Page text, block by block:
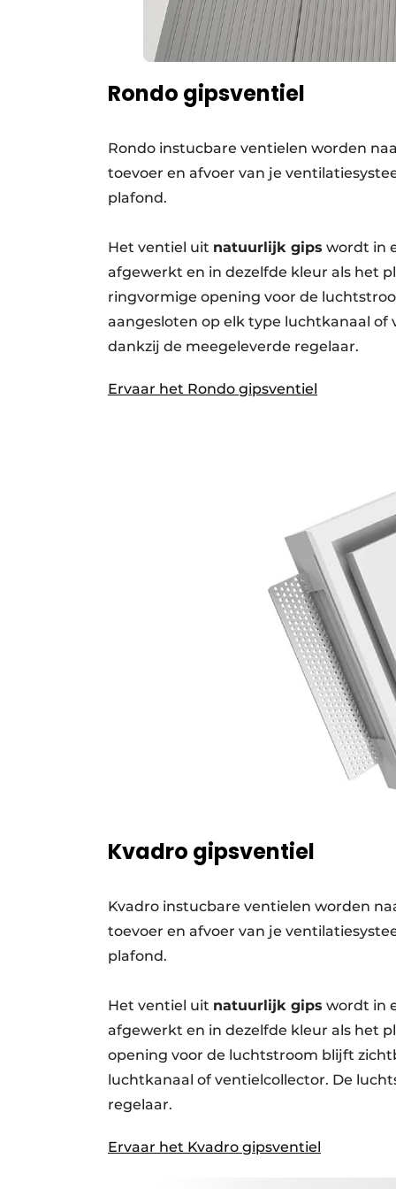
Rondo gipsventiel
Rondo instucbare ventielen worden
toevoer en afvoer van je
plafond.
Het ventiel uit natuurlijk gips wordt in
afgewerkt en in dezelfde kleur als het
ringvormige opening voor de
aangesloten op elk type luchtkanaal
dankzij de meegeleverde regelaar.
Ervaar het Rondo gipsventiel
Kvadro gipsventiel
Kvadro instucbare ventielen worden
toevoer en afvoer van je
plafond.
Het ventiel uit natuurlijk gips wordt in
afgewerkt en in dezelfde kleur als het
opening voor de luchtstroom blijft
luchtkanaal of ventielcollector. De
regelaar.
Ervaar het Kvadro gipsventiel